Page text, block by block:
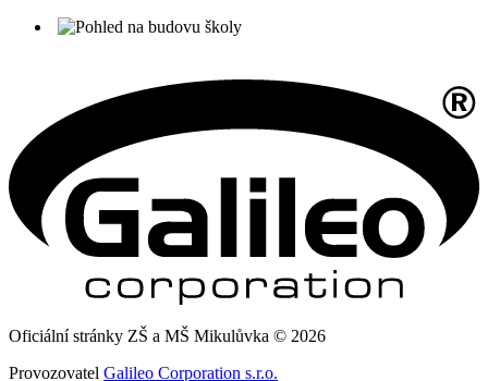
Oficiální stránky ZŠ a MŠ Mikulůvka © 2026
Provozovatel Galileo Corporation s.r.o.